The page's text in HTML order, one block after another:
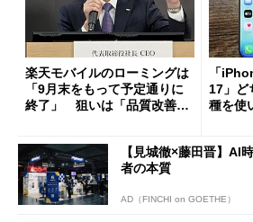
楽天モバイルのローミングは
「9月末をもって予定通りに
終了」 狙いは「品質改善」
も
「
17」
種を使
【見城徹×藤田晋】AI
者の本質
AD（FINCHI on GOETHE）